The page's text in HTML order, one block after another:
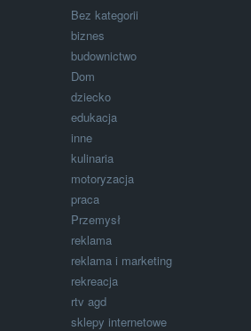
Bez kategorii
biznes
budownictwo
Dom
dziecko
edukacja
inne
kulinaria
motoryzacja
praca
Przemysł
reklama
reklama i marketing
rekreacja
rtv agd
sklepy internetowe